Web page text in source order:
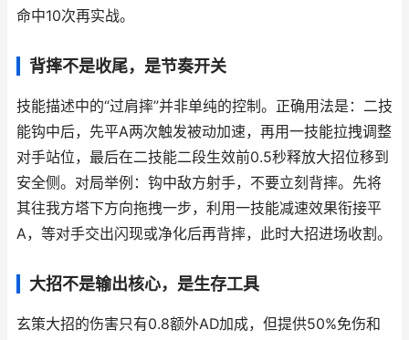
命中10次再实战。
背摔不是收尾，是节奏开关
技能描述中的“过肩摔”并非单纯的控制。正确用法是：二技
能钩中后，先平A两次触发被动加速，再用一技能拉拽调整
对手站位，最后在二技能二段生效前0.5秒释放大招位移到
安全侧。对局举例：钩中敌方射手，不要立刻背摔。先将
其往我方塔下方向拖拽一步，利用一技能减速效果衔接平
A，等对手交出闪现或净化后再背摔，此时大招进场收割。
大招不是输出核心，是生存工具
玄策大招的伤害只有0.8额外AD加成，但提供50%免伤和